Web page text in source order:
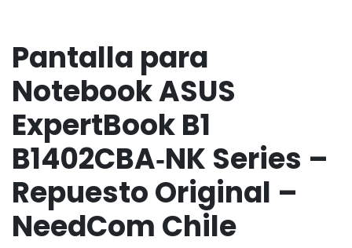
Pantalla para
Notebook ASUS
ExpertBook B1
B1402CBA‑NK Series –
Repuesto Original –
NeedCom Chile